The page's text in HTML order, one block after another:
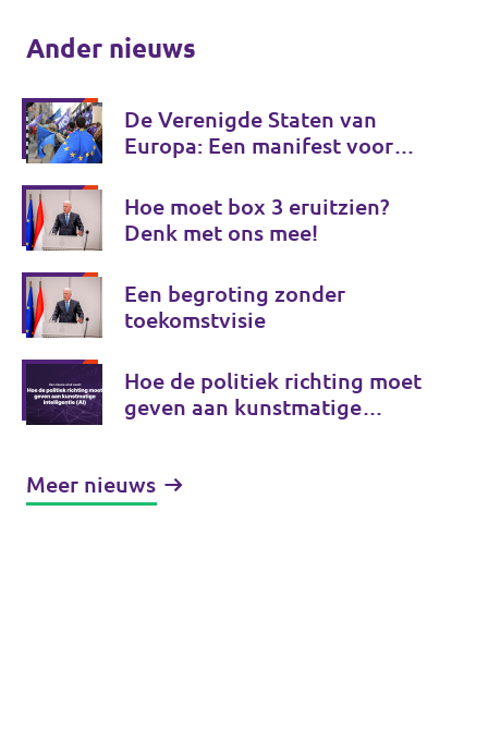
Ander nieuws
De Verenigde Staten van
Europa: Een manifest voor
Hoe moet box 3 eruitzien?
Denk met ons mee!
Een begroting zonder
toekomstvisie
Hoe de politiek richting moet
geven aan kunstmatige
Meer nieuws